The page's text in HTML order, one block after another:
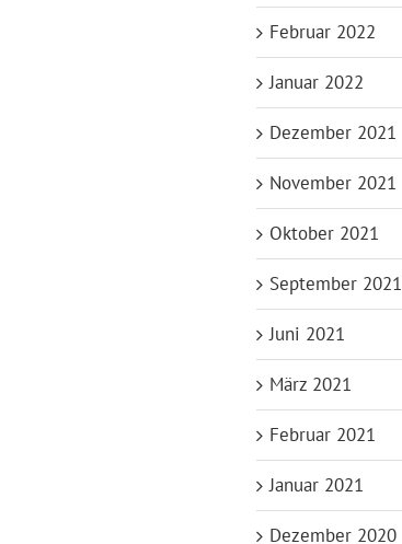
Februar 2022
Januar 2022
Dezember 2021
November 2021
Oktober 2021
September 2021
Juni 2021
März 2021
Februar 2021
Januar 2021
Dezember 2020